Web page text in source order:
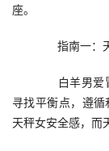
座。
指南一：
白羊男爱冒
寻找平衡点，遵
天秤女安全感，而